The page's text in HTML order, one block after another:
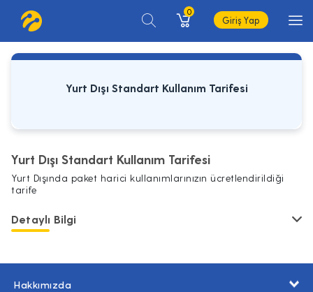
0
Giriş Yap
Yurt Dışı Standart Kullanım Tarifesi
Yurt Dışı Standart Kullanım Tarifesi
Yurt Dışında paket harici kullanımlarınızın ücretlendirildiği
tarife
Detaylı Bilgi
Hakkımızda